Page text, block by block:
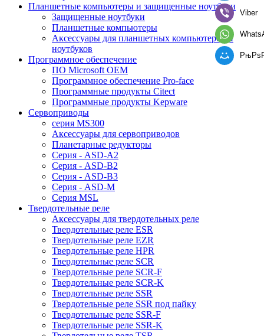
Планшетные компьютеры и защищенные ноутбуки
Защищенные ноутбуки
Планшетные компьютеры
Аксессуары для планшетных компьютеров и
ноутбуков
Программное обеспечение
ПО Microsoft OEM
Программное обеспечение Pro-face
Программные продукты Citect
Программные продукты Kepware
Сервоприводы
серия MS300
Аксессуары для сервоприводов
Планетарные редукторы
Серия - ASD-A2
Серия - ASD-B2
Серия - ASD-B3
Серия - ASD-M
Серия MSL
Твердотельные реле
Аксессуары для твердотельных реле
Твердотельные реле ESR
Твердотельные реле EZR
Твердотельные реле HPR
Твердотельные реле SCR
Твердотельные реле SCR-F
Твердотельные реле SCR-K
Твердотельные реле SSR
Твердотельные реле SSR под пайку
Твердотельные реле SSR-F
Твердотельные реле SSR-K
Viber